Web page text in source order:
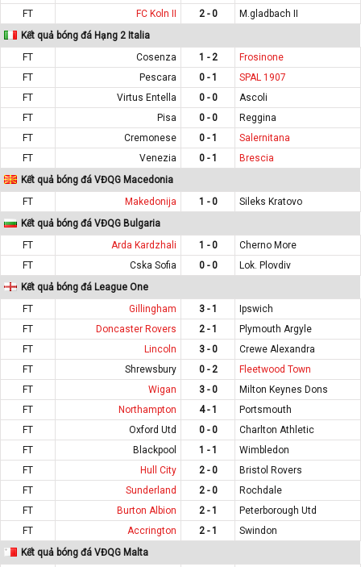
FT
FC Koln II 2 - 0
M.gladbach II
Kết quả bóng đá Hạng 2 Italia
FT
Cosenza 1 - 2
Frosinone
FT
Pescara 0 - 1
SPAL 1907
FT
Virtus Entella 0 - 0
Ascoli
FT
Pisa 0 - 0
Reggina
FT
Cremonese 0 - 1
Salernitana
FT
Venezia 0 - 1
Brescia
Kết quả bóng đá VĐQG Macedonia
FT
Makedonija 1 - 0
Sileks Kratovo
Kết quả bóng đá VĐQG Bulgaria
FT
Arda Kardzhali 1 - 0
Cherno More
FT
Cska Sofia 0 - 0
Lok. Plovdiv
Kết quả bóng đá League One
FT
Gillingham 3 - 1
Ipswich
FT
Doncaster Rovers 2 - 1
Plymouth Argyle
FT
Lincoln 3 - 0
Crewe Alexandra
FT
Shrewsbury 0 - 2
Fleetwood Town
FT
Wigan 3 - 0
Milton Keynes Dons
FT
Northampton 4 - 1
Portsmouth
FT
Oxford Utd 0 - 0
Charlton Athletic
FT
Blackpool 1 - 1
Wimbledon
FT
Hull City 2 - 0
Bristol Rovers
FT
Sunderland 2 - 0
Rochdale
FT
Burton Albion 2 - 1
Peterborough Utd
FT
Accrington 2 - 1
Swindon
Kết quả bóng đá VĐQG Malta